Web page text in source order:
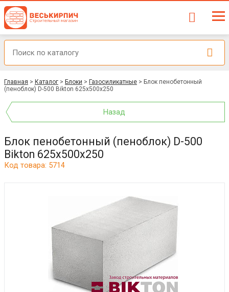
Главная > Каталог > Блоки > Газосиликатные > Блок пенобетонный
(пеноблок) D-500 Bikton 625x500x250
Назад
Блок пенобетонный (пеноблок) D-500
Bikton 625x500x250
Код товара: 5714